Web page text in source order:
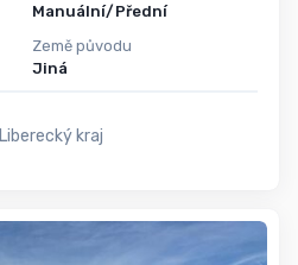
Manuální/Přední
Země původu
Jiná
Liberecký kraj